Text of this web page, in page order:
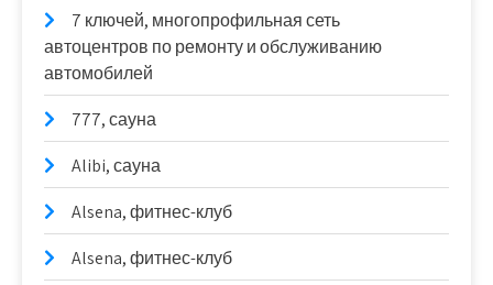
7 ключей, многопрофильная сеть
автоцентров по ремонту и обслуживанию
автомобилей
777, сауна
Alibi, сауна
Alsena, фитнес-клуб
Alsena, фитнес-клуб